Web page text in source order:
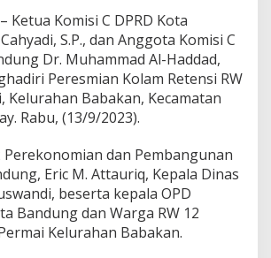
d
d
a
d
H
a
i
i
P
e
r
e
s
Ketua Komisi C DPRD Kota
S.P., dan Anggota Komisi C
Dr. Muhammad Al-Haddad,
Peresmian Kolam Retensi RW
Kelurahan Babakan, Kecamatan
Rabu, (13/9/2023).
Perekonomian dan Pembangunan
Eric M. Attauriq, Kepala Dinas
beserta kepala OPD
Bandung dan Warga RW 12
Kelurahan Babakan.